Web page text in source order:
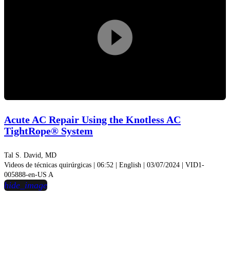
Play
Video
Acute AC Repair Using the Knotless AC
TightRope® System
Tal S. David, MD
Videos de técnicas quirúrgicas | 06:52 | English | 03/07/2024 | VID1-
005888-en-US A
hide_image